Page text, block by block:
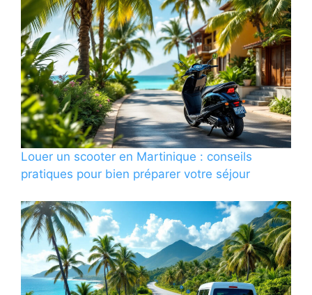
Louer un scooter en Martinique : conseils
pratiques pour bien préparer votre séjour